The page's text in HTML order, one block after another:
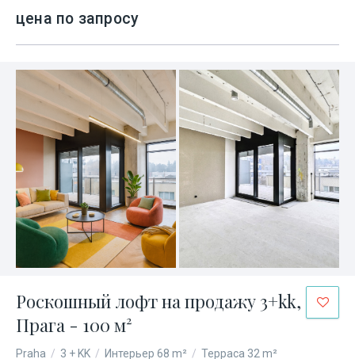
цена по запросу
Роскошный лофт на продажу 3+kk,
Прага - 100 м²
Praha / 3 + KK / Интерьер 68 m² / Терраса 32 m²